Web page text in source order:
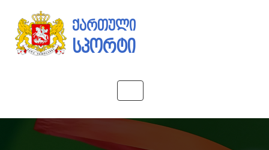
ქართული
სპორტი
navigation